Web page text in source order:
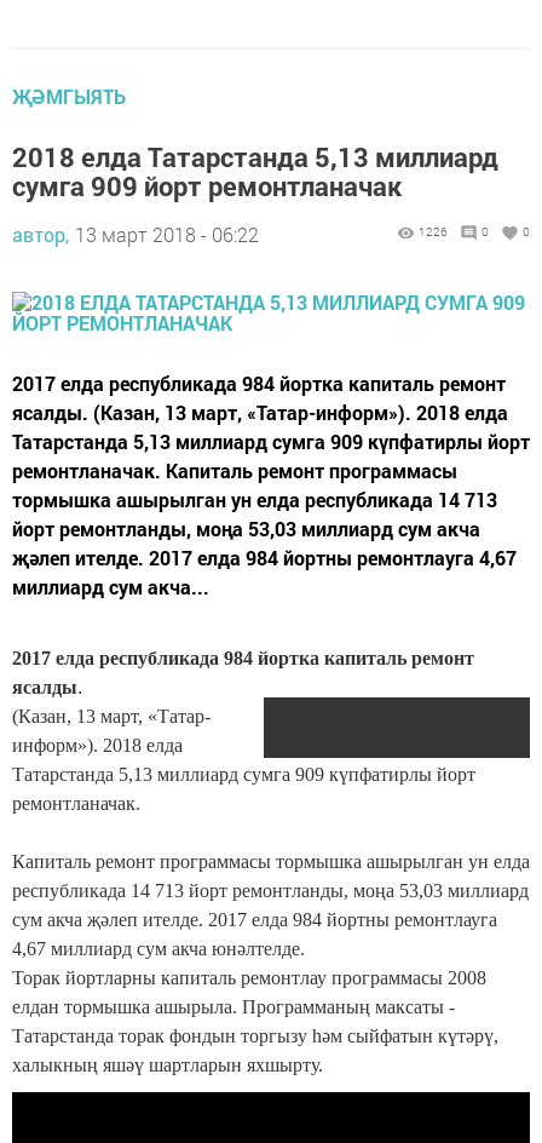
ҖӘМГЫЯТЬ
2018 елда Татарстанда 5,13 миллиард
сумга 909 йорт ремонтланачак
автор, 13 март 2018 - 06:22 1226 0 0
2017 елда республикада 984 йортка капиталь ремонт
ясалды. (Казан, 13 март, «Татар-информ»). 2018 елда
Татарстанда 5,13 миллиард сумга 909 күпфатирлы йорт
ремонтланачак. Капиталь ремонт программасы
тормышка ашырылган ун елда республикада 14 713
йорт ремонтланды, моңа 53,03 миллиард сум акча
җәлеп ителде. 2017 елда 984 йортны ремонтлауга 4,67
миллиард сум акча...
2017 елда республикада 984 йортка капиталь ремонт
ясалды.
(Казан, 13 март, «Татар-
информ»). 2018 елда
Татарстанда 5,13 миллиард сумга 909 күпфатирлы йорт
ремонтланачак.
Капиталь ремонт программасы тормышка ашырылган ун елда
республикада 14 713 йорт ремонтланды, моңа 53,03 миллиард
сум акча җәлеп ителде. 2017 елда 984 йортны ремонтлауга
4,67 миллиард сум акча юнәлтелде.
Торак йортларны капиталь ремонтлау программасы 2008
елдан тормышка ашырыла. Программаның максаты -
Татарстанда торак фондын торгызу һәм сыйфатын күтәрү,
халыкның яшәү шартларын яхшырту.